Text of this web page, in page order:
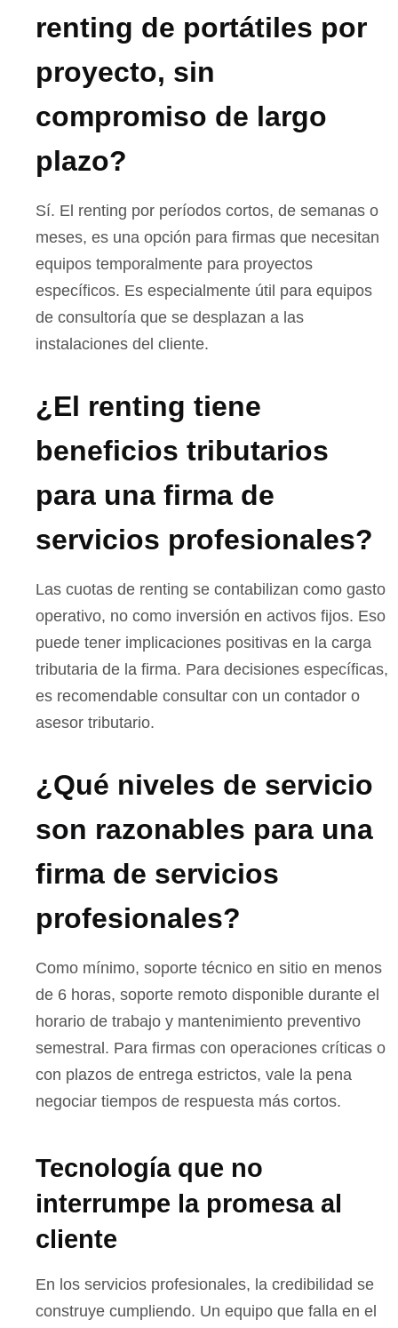
renting de portátiles por
proyecto, sin
compromiso de largo
plazo?
Sí. El renting por períodos cortos, de semanas o
meses, es una opción para firmas que necesitan
equipos temporalmente para proyectos
específicos. Es especialmente útil para equipos
de consultoría que se desplazan a las
instalaciones del cliente.
¿El renting tiene
beneficios tributarios
para una firma de
servicios profesionales?
Las cuotas de renting se contabilizan como gasto
operativo, no como inversión en activos fijos. Eso
puede tener implicaciones positivas en la carga
tributaria de la firma. Para decisiones específicas,
es recomendable consultar con un contador o
asesor tributario.
¿Qué niveles de servicio
son razonables para una
firma de servicios
profesionales?
Como mínimo, soporte técnico en sitio en menos
de 6 horas, soporte remoto disponible durante el
horario de trabajo y mantenimiento preventivo
semestral. Para firmas con operaciones críticas o
con plazos de entrega estrictos, vale la pena
negociar tiempos de respuesta más cortos.
Tecnología que no
interrumpe la promesa al
cliente
En los servicios profesionales, la credibilidad se
construye cumpliendo. Un equipo que falla en el